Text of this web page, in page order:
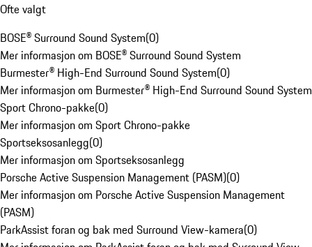
Ofte valgt
BOSE® Surround Sound System(0)
Mer informasjon om BOSE® Surround Sound System
Burmester® High-End Surround Sound System(0)
Mer informasjon om Burmester® High-End Surround Sound System
Sport Chrono-pakke(0)
Mer informasjon om Sport Chrono-pakke
Sportseksosanlegg(0)
Mer informasjon om Sportseksosanlegg
Porsche Active Suspension Management (PASM)(0)
Mer informasjon om Porsche Active Suspension Management
(PASM)
ParkAssist foran og bak med Surround View-kamera(0)